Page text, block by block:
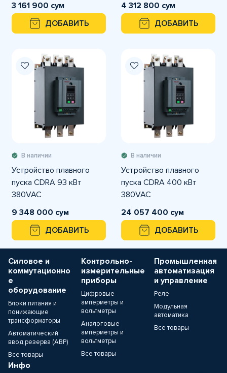
3 161 900 сум
ДОБАВИТЬ
4 312 800 сум
ДОБАВИТЬ
В наличии
Устройство плавного
пуска CDRA 93 кВт
380VAC
9 348 000 сум
ДОБАВИТЬ
В наличии
Устройство плавного
пуска CDRA 400 кВт
380VAC
24 057 400 сум
ДОБАВИТЬ
Силовое и
коммутационно
е
оборудование
Блоки питания и
понижающие
трансформаторы
Автоматический
ввод резерва (АВР)
Все товары
Контрольно-
измерительные
приборы
Цифровые
амперметры и
вольтметры
Аналоговые
амперметры и
вольтметры
Все товары
Промышленная
автоматизация
и управление
Реле
Модульная
автоматика
Все товары
Инфо